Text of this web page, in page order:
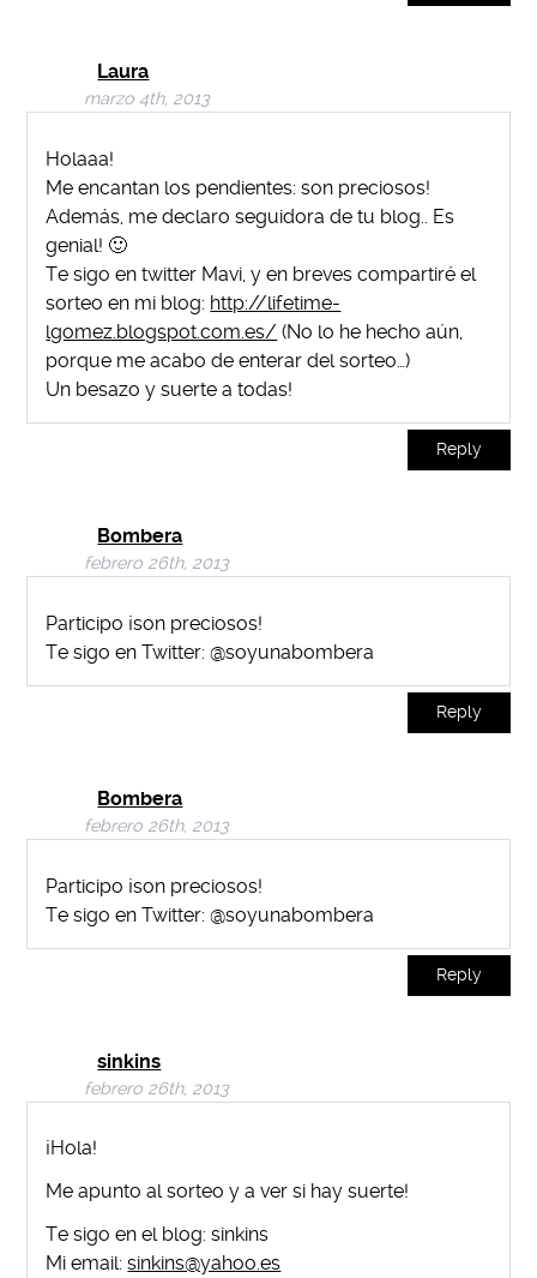
Laura
marzo 4th, 2013
Holaaa!
Me encantan los pendientes: son preciosos!
Además, me declaro seguidora de tu blog.. Es
genial! 🙂
Te sigo en twitter Mavi, y en breves compartiré el
sorteo en mi blog: http://lifetime-
lgomez.blogspot.com.es/ (No lo he hecho aún,
porque me acabo de enterar del sorteo…)
Un besazo y suerte a todas!
Reply
Bombera
febrero 26th, 2013
Participo ¡son preciosos!
Te sigo en Twitter: @soyunabombera
Reply
Bombera
febrero 26th, 2013
Participo ¡son preciosos!
Te sigo en Twitter: @soyunabombera
Reply
sinkins
febrero 26th, 2013
¡Hola!
Me apunto al sorteo y a ver si hay suerte!
Te sigo en el blog: sinkins
Mi email:sinkins@yahoo.es